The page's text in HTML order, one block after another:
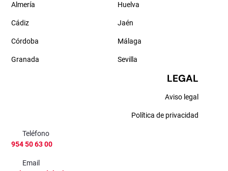
Almería
Cádiz
Córdoba
Granada
Huelva
Jaén
Málaga
Sevilla
LEGAL
Aviso legal
Política de privacidad
Teléfono
954 50 63 00
Email